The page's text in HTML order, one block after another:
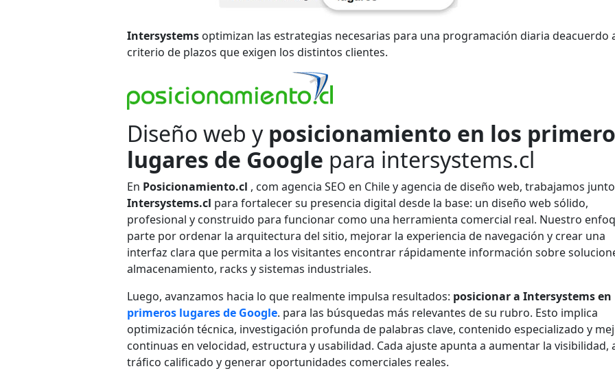
Intersystems optimizan las estrategias necesarias para una programación diaria deacuerdo
criterio de plazos que exigen los distintos clientes.
Diseño web y posicionamiento en los
lugares de Google para intersystems.cl
En Posicionamiento.cl , com agencia SEO en Chile y agencia de diseño web, trabajamos
Intersystems.cl para fortalecer su presencia digital desde la base: un diseño web sólido,
profesional y construido para funcionar como una herramienta comercial real. Nuestro
parte por ordenar la arquitectura del sitio, mejorar la experiencia de navegación y crear una
interfaz clara que permita a los visitantes encontrar rápidamente información sobre
almacenamiento, racks y sistemas industriales.
Luego, avanzamos hacia lo que realmente impulsa resultados: posicionar a Intersystems en
primeros lugares de Google. para las búsquedas más relevantes de su rubro. Esto implica
optimización técnica, investigación profunda de palabras clave, contenido especializado y
continuas en velocidad, estructura y usabilidad. Cada ajuste apunta a aumentar la visibilidad,
tráfico calificado y generar oportunidades comerciales reales.